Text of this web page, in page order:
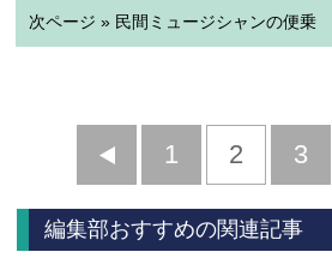
次ページ » 民間ミュージシャンの便乗
前
へ
1 2 3
編集部おすすめの関連記事